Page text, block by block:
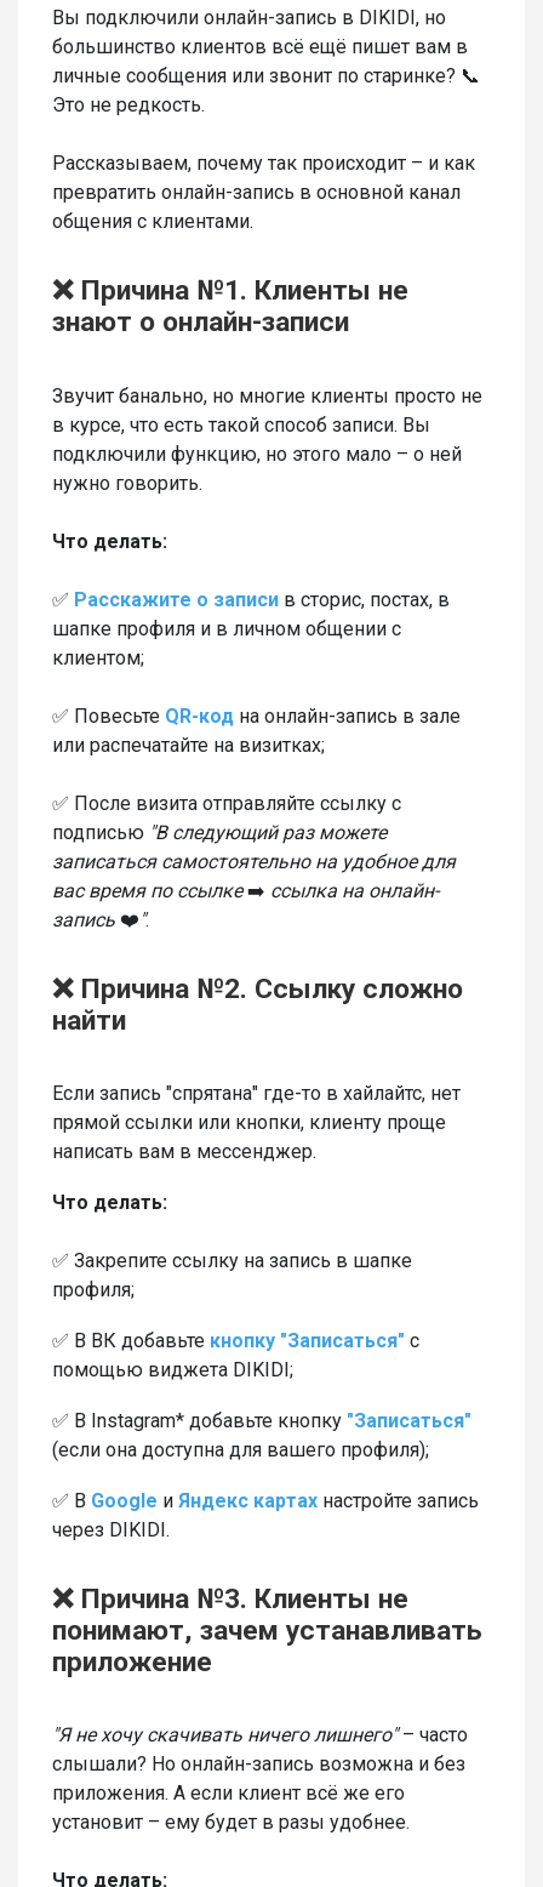
Вы подключили онлайн-запись в DIKIDI, но
большинство клиентов всё ещё пишет вам в
личные сообщения или звонит по старинке? 📞
Это не редкость.
Рассказываем, почему так происходит – и как
превратить онлайн-запись в основной канал
общения с клиентами.
❌ Причина №1. Клиенты не
знают о онлайн-записи
Звучит банально, но многие клиенты просто не
в курсе, что есть такой способ записи. Вы
подключили функцию, но этого мало – о ней
нужно говорить.
Что делать:
✅ Расскажите о записи в сторис, постах, в
шапке профиля и в личном общении с
клиентом;
✅ Повесьте QR-код на онлайн-запись в зале
или распечатайте на визитках;
✅ После визита отправляйте ссылку с
подписью "В следующий раз можете
записаться самостоятельно на удобное для
вас время по ссылке➡️ ссылка на онлайн-
запись ❤️ ".
❌ Причина №2. Ссылку сложно
найти
Если запись "спрятана" где-то в хайлайтс, нет
прямой ссылки или кнопки, клиенту проще
написать вам в мессенджер.
Что делать:
✅ Закрепите ссылку на запись в шапке
профиля;
✅ В ВК добавьте кнопку "Записаться" с
помощью виджета DIKIDI;
✅ В Instagram* добавьте кнопку "Записаться"
(если она доступна для вашего профиля);
✅ В Google и Яндекс картах настройте запись
через DIKIDI.
❌ Причина №3. Клиенты не
понимают, зачем устанавливать
приложение
"Я не хочу скачивать ничего лишнего"– часто
слышали? Но онлайн-запись возможна и без
приложения. А если клиент всё же его
установит – ему будет в разы удобнее.
Что делать: